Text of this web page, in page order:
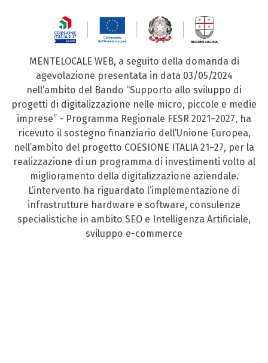
MENTELOCALE WEB, a seguito della domanda di
agevolazione presentata in data 03/05/2024
nell’ambito del Bando “Supporto allo sviluppo di
progetti di digitalizzazione nelle micro, piccole e medie
imprese” - Programma Regionale FESR 2021–2027, ha
ricevuto il sostegno finanziario dell’Unione Europea,
nell’ambito del progetto COESIONE ITALIA 21–27, per la
realizzazione di un programma di investimenti volto al
miglioramento della digitalizzazione aziendale.
L’intervento ha riguardato l’implementazione di
infrastrutture hardware e software, consulenze
specialistiche in ambito SEO e Intelligenza Artificiale,
sviluppo e-commerce